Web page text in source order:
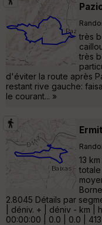
très
très
d'éviter la route après
restant rive gauche:
le courant... »
13
2.8045 Détails par
| déniv. + | déniv - km |
00:00:00 | 0.0 | 0.0 |